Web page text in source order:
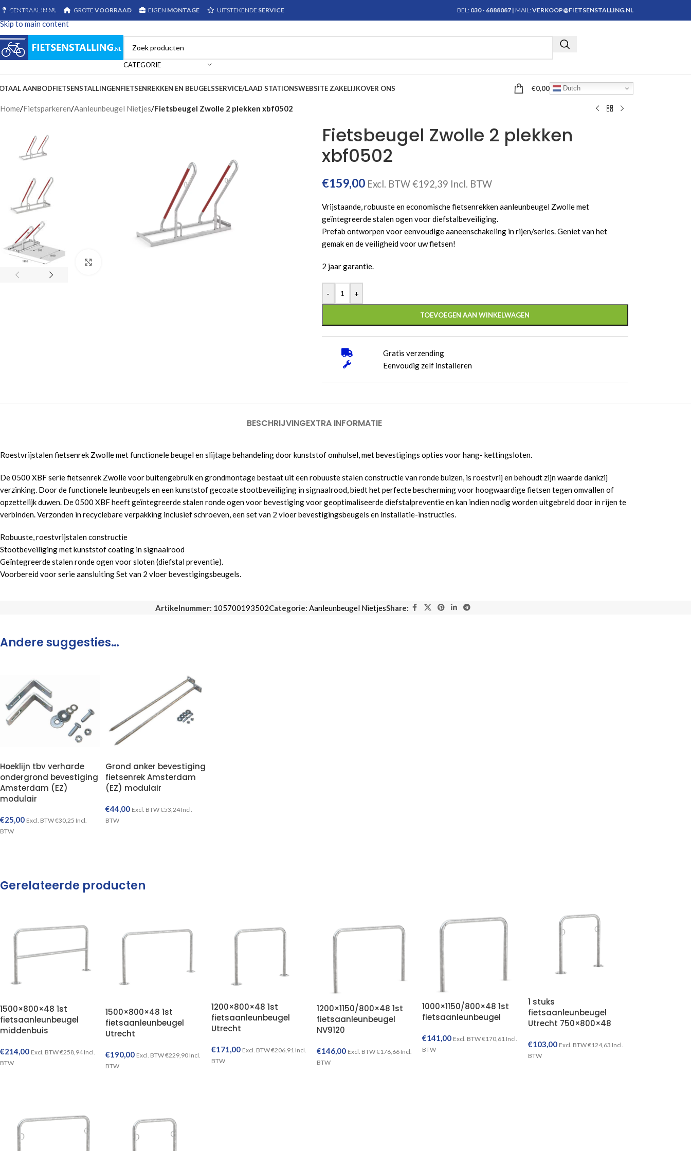
Skip to navigation
Skip to main content
CENTRAAL IN NL GROTE VOORRAAD EIGEN MONTAGE UITSTEKENDE SERVICE BEL: 030 - 6888087 | MAIL:VERKOOP@FIETSENSTALLING.NL
CATEGORIE
Krijg persoonlijk advies
AANBODFIETSENSTALLINGENFIETSENREKKEN EN BEUGELSSERVICE/LAAD STATIONSWEBSITE ZAKELIJKOVER ONS €0,00 Dutch
Home/Fietsparkeren/Aanleunbeugel Nietjes/Fietsbeugel Zwolle 2 plekken xbf0502
Fietsbeugel Zwolle 2 plekken
xbf0502
€159,00 Excl. BTW€192,39 Incl. BTW
Vrijstaande, robuuste en economische fietsenrekken aanleunbeugel Zwolle met
geïntegreerde stalen ogen voor diefstalbeveiliging.
Prefab ontworpen voor eenvoudige aaneenschakeling in rijen/series. Geniet van het
gemak en de veiligheid voor uw fietsen!
2 jaar garantie.
- +
TOEVOEGEN AAN WINKELWAGEN
Gratis verzending
Eenvoudig zelf installeren
BESCHRIJVINGEXTRA INFORMATIE
Roestvrijstalen fietsenrek Zwolle met functionele beugel en slijtage behandeling door kunststof omhulsel, met bevestigings opties voor hang- kettingsloten.
De 0500 XBF serie fietsenrek Zwolle voor buitengebruik en grondmontage bestaat uit een robuuste stalen constructie van ronde buizen, is roestvrij en behoudt zijn waarde dankzij
verzinking. Door de functionele leunbeugels en een kunststof gecoate stootbeveiliging in signaalrood, biedt het perfecte bescherming voor hoogwaardige fietsen tegen omvallen of
opzettelijk duwen. De 0500 XBF heeft geïntegreerde stalen ronde ogen voor bevestiging voor geoptimaliseerde diefstalpreventie en kan indien nodig worden uitgebreid door in rijen te
verbinden. Verzonden in recyclebare verpakking inclusief schroeven, een set van 2 vloer bevestigingsbeugels en installatie-instructies.
Robuuste, roestvrijstalen constructie
Stootbeveiliging met kunststof coating in signaalrood
Geïntegreerde stalen ronde ogen voor sloten (diefstal preventie).
Voorbereid voor serie aansluiting Set van 2 vloer bevestigingsbeugels.
Artikelnummer: 105700193502Categorie: Aanleunbeugel NietjesShare:
Andere suggesties…
Hoeklijn tbv verharde
ondergrond bevestiging
Amsterdam (EZ)
modulair
€25,00 Excl. BTW€30,25 Incl.
BTW
Grond anker bevestiging
fietsenrek Amsterdam
(EZ) modulair
€44,00 Excl. BTW€53,24Incl.
BTW
Gerelateerde producten
1500×800×48 1st
fietsaanleunbeugel
middenbuis
€214,00 Excl. BTW€258,94Incl.
BTW
1500×800×48 1st
fietsaanleunbeugel
Utrecht
€190,00 Excl. BTW€229,90 Incl.
BTW
1200×800×48 1st
fietsaanleunbeugel
Utrecht
€171,00 Excl. BTW€206,91Incl.
BTW
1200×1150/800×48 1st
fietsaanleunbeugel
NV9120
€146,00 Excl. BTW€176,66Incl.
BTW
1000×1150/800×48 1st
fietsaanleunbeugel
€141,00 Excl. BTW€170,61 Incl.
BTW
1 stuks
fietsaanleunbeugel
Utrecht 750×800×48
€103,00 Excl. BTW€124,63 Incl.
BTW